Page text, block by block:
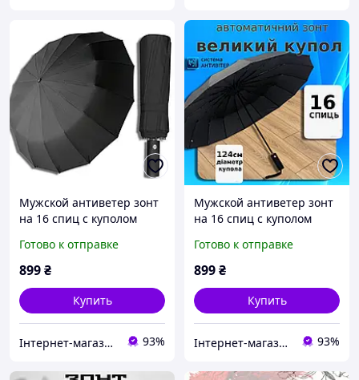
Мужской антиветер зонт
на 16 спиц с куполом
качественный прочный
зонт антишторм автомат
Готово к отправке
899₴
Купить
Інтернет-магазин Твій Вибір 93%
Мужской антиветер зонт
на 16 спиц с куполом
каркасом зонтик
антишторм автомат от
Готово к отправке
899₴
Купить
Інтернет-магазин Твій Вибір 93%